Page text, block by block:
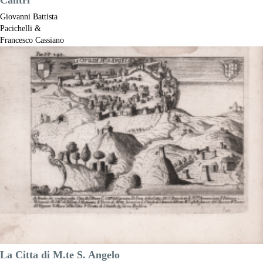
Giovanni Battista
Pacichelli &
Francesco Cassiano
Riferimento:
S52761
185 x 140 mm
1703
Luogo di Stampa:
Napoli
Prezzo
150,00 €
Anteprima
DESCRIZIONE
La Citta di M.te S. Angelo